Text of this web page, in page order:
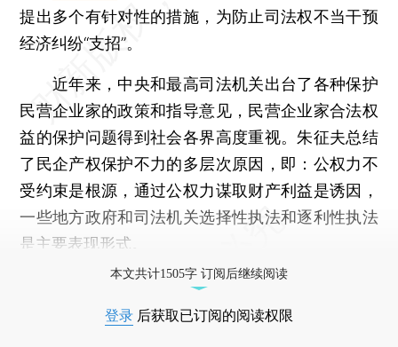
提出多个有针对性的措施，为防止司法权不当干预
经济纠纷“支招”。
近年来，中央和最高司法机关出台了各种保护
民营企业家的政策和指导意见，民营企业家合法权
益的保护问题得到社会各界高度重视。朱征夫总结
了民企产权保护不力的多层次原因，即：公权力不
受约束是根源，通过公权力谋取财产利益是诱因，
一些地方政府和司法机关选择性执法和逐利性执法
是主要表现形式。
本文共计1505字 订阅后继续阅读
登录 后获取已订阅的阅读权限